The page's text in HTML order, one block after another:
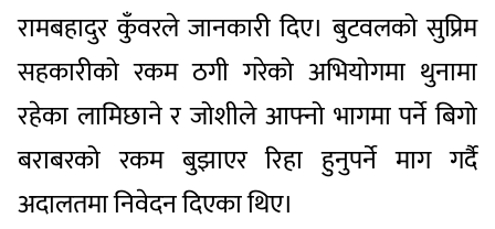
रामबहादुर कुँवरले जानकारी दिए। बुटवलको सुप्रिम
सहकारीको रकम ठगी गरेको अभियोगमा थुनामा
रहेका लामिछाने र जोशीले आफ्नो भागमा पर्ने बिगो
बराबरको रकम बुझाएर रिहा हुनुपर्ने माग गर्दै
अदालतमा निवेदन दिएका थिए।